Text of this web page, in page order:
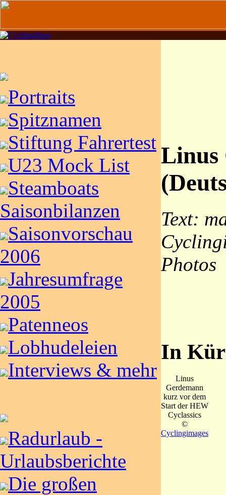
Portraits
Spitznamen
Stiftung Fahrertest
U23 Mock List
Steamboats
Saisonbilanzen
Saisonvorschau
2006
Jahresumfrage
2005
Patenneos
Lobhudeleien
Interviews & mehr
Radurlaub -
Urlaubsberichte
Die großen
Linus
Text:
Photos
In
Linus
Gerdemann
kurz vor dem
Start der HEW
Cyclassics
©
Cyclingimages